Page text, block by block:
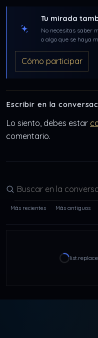
Tu mirada
No necesitas saber
o algo que se haya
Cómo participar
Escribir en la
Lo siento, debes estar
comentario.
Buscar en la
Más recientes Más antiguos